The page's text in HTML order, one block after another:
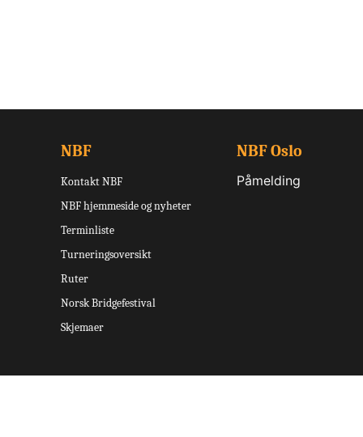
NBF
Kontakt NBF
NBF hjemmeside og nyheter
Terminliste
Turneringsoversikt
Ruter
Norsk Bridgefestival
Skjemaer
NBF Oslo
Påmelding